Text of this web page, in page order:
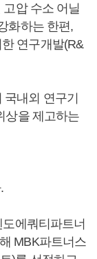
압 수소 어닐
화하는 한편,
연구개발(R&
국내외 연구기
상을 제고하는
에쿼티파트너
MBK파트너스